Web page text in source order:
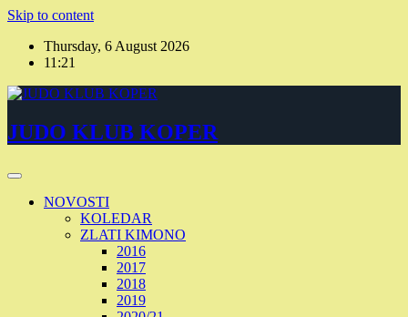
Skip to content
Thursday, 6 August 2026
11:21
JUDO KLUB KOPER
NOVOSTI
KOLEDAR
ZLATI KIMONO
2016
2017
2018
2019